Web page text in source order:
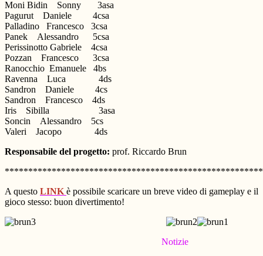
Moni Bidin Sonny 3asa
Pagurut Daniele 4csa
Palladino Francesco 3csa
Panek Alessandro 5csa
Perissinotto Gabriele 4csa
Pozzan Francesco 3csa
Ranocchio Emanuele 4bs
Ravenna Luca 4ds
Sandron Daniele 4cs
Sandron Francesco 4ds
Iris Sibilla 3asa
Soncin Alessandro 5cs
Valeri Jacopo 4ds
Responsabile del progetto: prof. Riccardo Brun
A questo LINK è possibile scaricare un breve video di gameplay e il
gioco stesso: buon divertimento!
Notizie